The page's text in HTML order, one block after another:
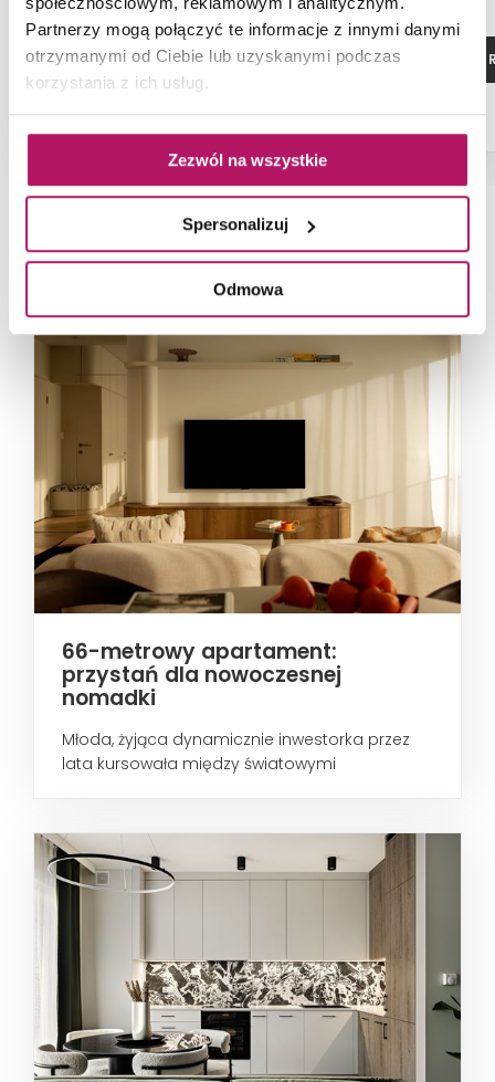
Partnerzy mogą połączyć te informacje z innymi danymi
otrzymanymi od Ciebie lub uzyskanymi podczas
korzystania z ich usług.
Zezwól na wszystkie
Spersonalizuj
Odmowa
DODAJ DO KOSZYKA
Dostępność:9 szt.
ZOBACZ
NAJNOWSZE ARTYKUŁY
66-metrowy apartament:
przystań dla nowoczesnej
nomadki
Młoda, żyjąca dynamicznie inwestorka przez
lata kursowała między światowymi